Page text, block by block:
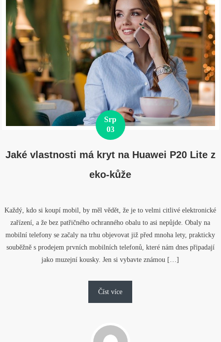
Srp
03
Jaké vlastnosti má kryt na Huawei P20 Lite z
eko-kůže
Každý, kdo si koupí mobil, by měl vědět, že je to velmi citlivé elektronické
zařízení, a že bez patřičného ochranného obalu to asi nepůjde. Obaly na
mobilní telefony se začaly na trhu objevovat již před mnoha lety, prakticky
souběžně s prodejem prvních mobilních telefonů, které nám dnes připadají
jako muzejní kousky. Jen si vybavte známou […]
Číst více